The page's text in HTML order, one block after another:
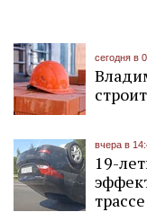
сегодня в
вчера в
19-